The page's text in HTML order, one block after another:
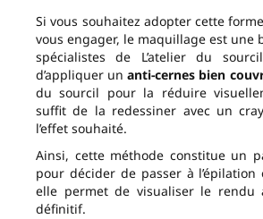
Si vous souhaitez adopter cette
vous engager, le maquillage est une
spécialistes de L’atelier du
d’appliquer unanti-cernes bien
du sourcil pour la réduire
suffit de la redessiner avec un
l’effet souhaité.
Ainsi, cette méthode constitue un
pour décider de passer à
elle permet de visualiser le rendu
définitif.